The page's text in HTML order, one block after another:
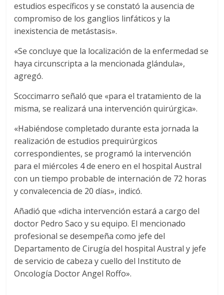
estudios específicos y se constató la ausencia de
compromiso de los ganglios linfáticos y la
inexistencia de metástasis».
«Se concluye que la localización de la enfermedad se
haya circunscripta a la mencionada glándula»,
agregó.
Scoccimarro señaló que «para el tratamiento de la
misma, se realizará una intervención quirúrgica».
«Habiéndose completado durante esta jornada la
realización de estudios prequirúrgicos
correspondientes, se programó la intervención
para el miércoles 4 de enero en el hospital Austral
con un tiempo probable de internación de 72 horas
y convalecencia de 20 días», indicó.
Añadió que «dicha intervención estará a cargo del
doctor Pedro Saco y su equipo. El mencionado
profesional se desempeña como jefe del
Departamento de Cirugía del hospital Austral y jefe
de servicio de cabeza y cuello del Instituto de
Oncología Doctor Angel Roffo».